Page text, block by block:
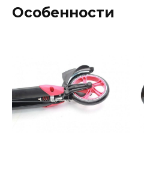
Особенности